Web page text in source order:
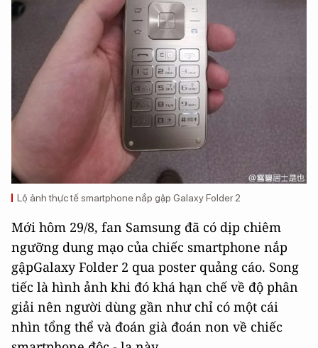
Lộ ảnh thực tế smartphone nắp gập Galaxy Folder 2
Mới hôm 29/8, fan Samsung đã có dịp chiêm
ngưỡng dung mạo của chiếc smartphone nắp
gậpGalaxy Folder 2 qua poster quảng cáo. Song
tiếc là hình ảnh khi đó khá hạn chế về độ phân
giải nên người dùng gần như chỉ có một cái
nhìn tổng thể và đoán già đoán non về chiếc